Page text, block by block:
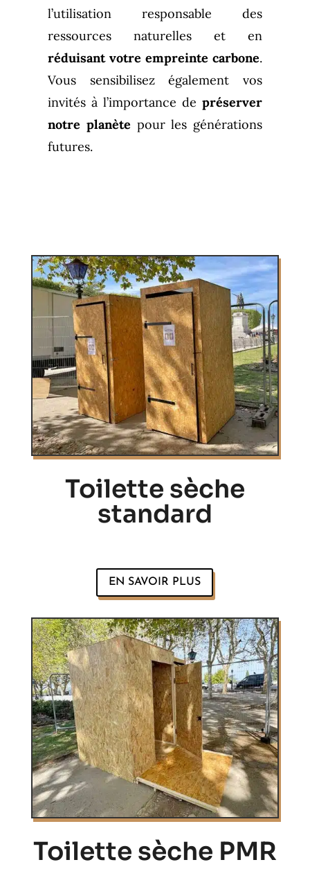
l’utilisation responsable des
ressources naturelles et en
réduisant votre empreinte carbone.
Vous sensibilisez également vos
invités à l’importance depréserver
notre planète pour les générations
futures.
Toilette sèche
standard
EN SAVOIR PLUS
Toilette sèche PMR